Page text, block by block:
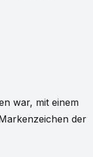
war, mit einem
der